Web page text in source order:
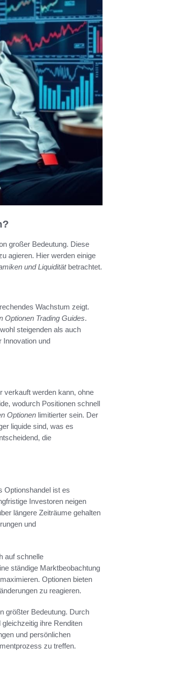
großer Bedeutung. Diese
agieren. Hier werden einige
und Liquiditätbetrachtet.
Wachstum zeigt.
Optionen Trading Guides.
steigenden als auch
Innovation und
verkauft werden kann, ohne
wodurch Positionen schnell
Optionen limitierter sein. Der
liquide sind, was es
die
Optionshandel ist es
Investoren neigen
längere Zeiträume gehalten
und
auf schnelle
ständige Marktbeobachtung
Optionen bieten
zu reagieren.
größter Bedeutung. Durch
ihre Renditen
und persönlichen
zu treffen.